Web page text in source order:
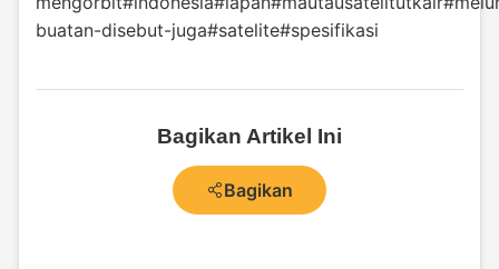
buatan-disebut-juga#satelite#spesifikasi
Bagikan Artikel Ini
Bagikan